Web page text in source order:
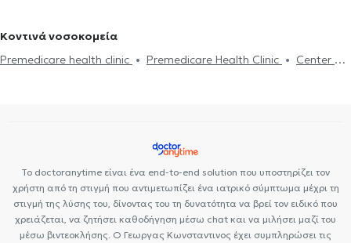
Χειρουργοί στο Ελληνικό
Πλαστική Στήθους
Κοντινά νοσοκομεία
Premedicare health clinic
Premedicare Health Clinic
Center NT-
Το doctoranytime είναι ένα end-to-end solution που υποστηρίζει τον
χρήστη από τη στιγμή που αντιμετωπίζει ένα ιατρικό σύμπτωμα μέχρι τη
στιγμή της λύσης του, δίνοντας του τη δυνατότητα να βρεί τον ειδικό που
χρειάζεται, να ζητήσει καθοδήγηση μέσω chat και να μιλήσει μαζί του
μέσω βιντεοκλήσης. Ο Γεωργας Κωνσταντινος έχει συμπληρώσει τις